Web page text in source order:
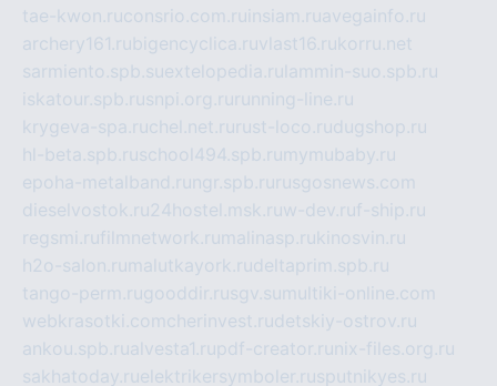
tae-kwon.ruconsrio.com.ru insiam.ruavegainfo.ru
archery161.rubigencyclica.ruvlast16.rukorru.net
sarmiento.spb.suextelopedia.ru lammin-suo.spb.ru
iskatour.spb.rusnpi.org.ru running-line.ru
krygeva-spa.ruchel.net.ru rust-loco.rudugshop.ru
hl-beta.spb.ruschool494.spb.ru mymubaby.ru
epoha-metalband.ru ngr.spb.ru rusgosnews.com
dieselvostok.ru24hostel.msk.ruw-dev.ruf-ship.ru
regsmi.rufilmnetwork.ru malinasp.rukinosvin.ru
h2o-salon.ru malutkayork.rudeltaprim.spb.ru
tango-perm.rugooddir.rusgv.su multiki-online.com
webkrasotki.comcherinvest.rudetskiy-ostrov.ru
ankou.spb.rualvesta1.rupdf-creator.ru nix-files.org.ru
sakhatoday.ruelektrikersymboler.rusputnikyes.ru